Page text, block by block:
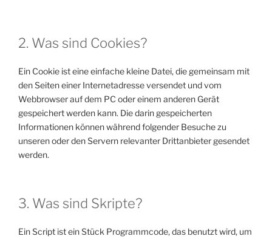
2. Was sind Cookies?
Ein Cookie ist eine einfache kleine Datei, die gemeinsam mit
den Seiten einer Internetadresse versendet und vom
Webbrowser auf dem PC oder einem anderen Gerät
gespeichert werden kann. Die darin gespeicherten
Informationen können während folgender Besuche zu
unseren oder den Servern relevanter Drittanbieter gesendet
werden.
3. Was sind Skripte?
Ein Script ist ein Stück Programmcode, das benutzt wird, um